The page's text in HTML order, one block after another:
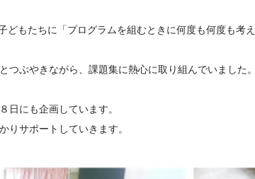
どもたちに「プログラムを組むときに何度も何度も考
つぶやきながら、課題集に熱心に取り組んでいました。
日にも企画しています。
りサポートしていきます。